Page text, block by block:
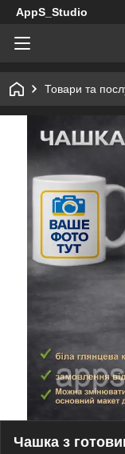
AppS_Studio
Товари та
Чашка з